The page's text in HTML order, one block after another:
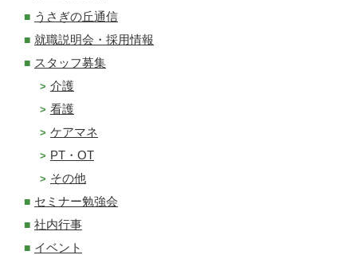
うさぎの丘通信
就職説明会・採用情報
スタッフ募集
介護
看護
ケアマネ
PT・OT
その他
セミナー勉強会
社内行事
イベント